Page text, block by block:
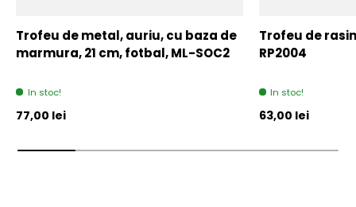
Trofeu de metal, auriu, cu baza de
marmura, 21 cm, fotbal, ML-SOC2
In stoc!
Pret initial
77,00 lei
Trofeu de
RP2004
In stoc!
Pret initial
63,00 lei